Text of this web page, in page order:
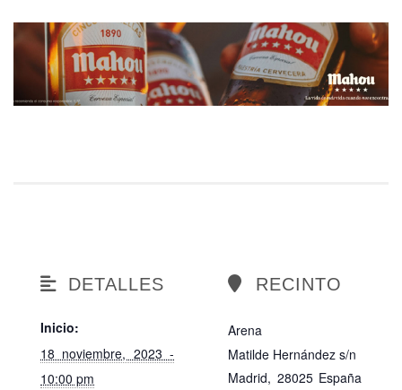
DETALLES
Inicio:
18 noviembre, 2023 -
10:00 pm
RECINTO
Arena
Matilde Hernández s/n
Madrid, 28025 España